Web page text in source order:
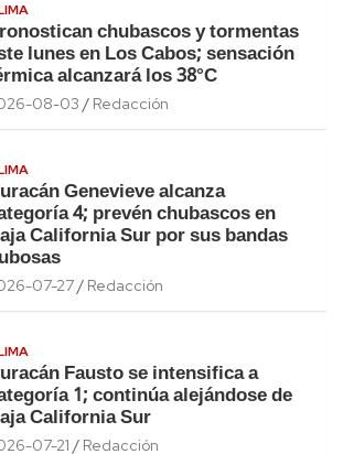
chubascos y tormentas
lunes en Los Cabos; sensación
alcanzará los 38°C
08-03 Redacción
Genevieve alcanza
4; prevén chubascos en
California Sur por sus bandas
07-27 Redacción
Fausto se intensifica a
1; continúa alejándose de
California Sur
07-21 Redacción